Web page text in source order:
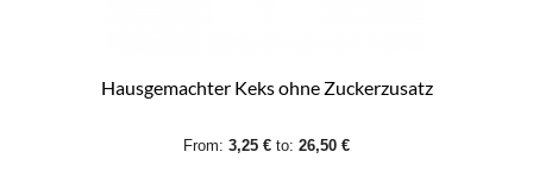
Hausgemachter Keks ohne Zuckerzusatz
From: 3,25 € to: 26,50 €